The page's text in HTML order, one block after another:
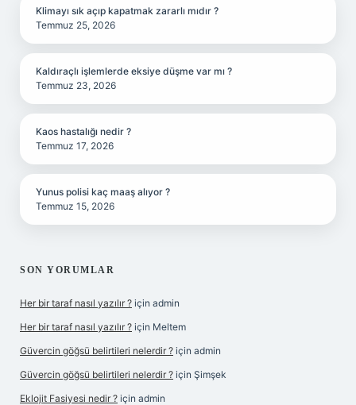
Klimayı sık açıp kapatmak zararlı mıdır ?
Temmuz 25, 2026
Kaldıraçlı işlemlerde eksiye düşme var mı ?
Temmuz 23, 2026
Kaos hastalığı nedir ?
Temmuz 17, 2026
Yunus polisi kaç maaş alıyor ?
Temmuz 15, 2026
SON YORUMLAR
Her bir taraf nasıl yazılır ? için admin
Her bir taraf nasıl yazılır ? için Meltem
Güvercin göğsü belirtileri nelerdir ? için admin
Güvercin göğsü belirtileri nelerdir ? için Şimşek
Eklojit Fasiyesi nedir ? için admin